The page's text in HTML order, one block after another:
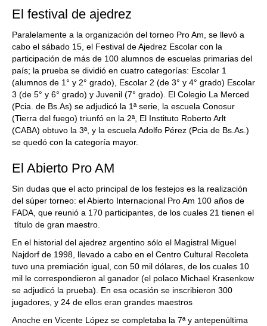
El festival de ajedrez
Paralelamente a la organización del torneo Pro Am, se llevó a
cabo el sábado 15, el Festival de Ajedrez Escolar con la
participación de más de 100 alumnos de escuelas primarias del
país; la prueba se dividió en cuatro categorías: Escolar 1
(alumnos de 1° y 2° grado), Escolar 2 (de 3° y 4° grado) Escolar
3 (de 5° y 6° grado) y Juvenil (7° grado). El Colegio La Merced
(Pcia. de Bs.As) se adjudicó la 1ª serie, la escuela Conosur
(Tierra del fuego) triunfó en la 2ª, El Instituto Roberto Arlt
(CABA) obtuvo la 3ª, y la escuela Adolfo Pérez (Pcia de Bs.As.)
se quedó con la categoría mayor.
El Abierto Pro AM
Sin dudas que el acto principal de los festejos es la realización
del súper torneo: el Abierto Internacional Pro Am 100 años de
FADA, que reunió a 170 participantes, de los cuales 21 tienen el
título de gran maestro.
En el historial del ajedrez argentino sólo el Magistral Miguel
Najdorf de 1998, llevado a cabo en el Centro Cultural Recoleta
tuvo una premiación igual, con 50 mil dólares, de los cuales 10
mil le correspondieron al ganador (el polaco Michael Krasenkow
se adjudicó la prueba). En esa ocasión se inscribieron 300
jugadores, y 24 de ellos eran grandes maestros
Anoche en Vicente López se completaba la 7ª y antepenúltima